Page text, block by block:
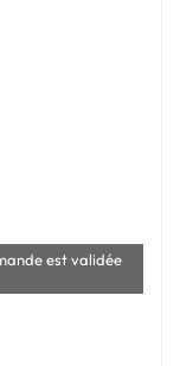
est validée